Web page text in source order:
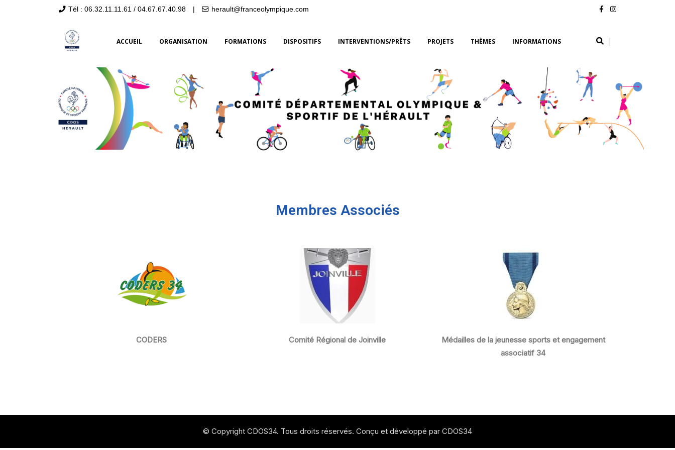
Tél : 06.32.11.11.61 / 04.67.67.40.98 herault@franceolympique.com
ACCUEIL ORGANISATION FORMATIONS DISPOSITIFS INTERVENTIONS/PRÊTS PROJETS THÈMES INFORMATIONS
Membres Associés
CODERS Comité Régional de Joinville
Médailles de la jeunesse sports et engagement
associatif 34
© Copyright CDOS34. Tous droits réservés. Conçu et développé par CDOS34